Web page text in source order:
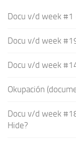
Docu v/d week #1
Docu v/d week
Docu v/d week
Okupación
Docu v/d week
Hide?